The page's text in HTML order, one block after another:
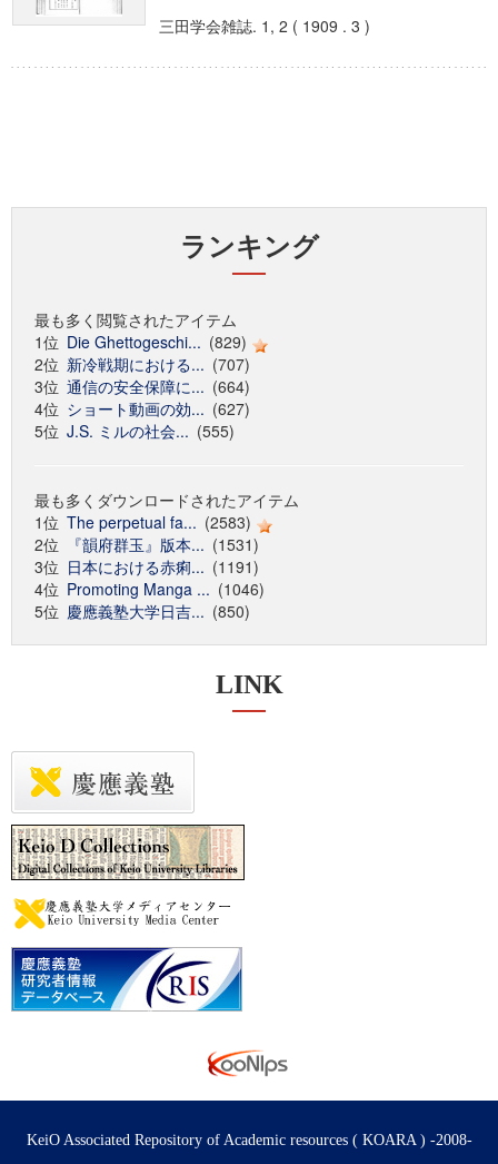
三田学会雑誌. 1, 2 ( 1909 . 3 )
ランキング
最も多く閲覧されたアイテム
1位 Die Ghettogeschi... (829)
2位 新冷戦期における... (707)
3位 通信の安全保障に... (664)
4位 ショート動画の効... (627)
5位 J.S. ミルの社会... (555)
最も多くダウンロードされたアイテム
1位 The perpetual fa... (2583)
2位
『韻府群玉』版本... (1531)
3位 日本における赤痢... (1191)
4位 Promoting Manga ... (1046)
5位 慶應義塾大学日吉... (850)
LINK
KeiO Associated Repository of Academic resources ( KOARA ) -2008-